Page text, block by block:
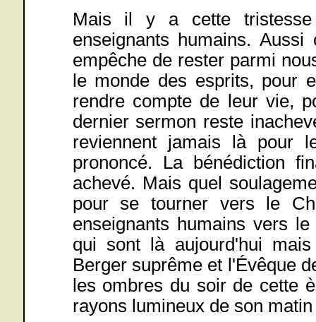
Mais il y a cette
enseignants humains.
empêche de rester parmi
le monde des esprits, pour
rendre compte de leur vie,
dernier sermon reste
reviennent jamais là
prononcé. La bénédiction
achevé. Mais quel
pour se tourner vers le
enseignants humains vers
qui sont là aujourd'hui
Berger suprême et l'Évêque
les ombres du soir de cette
rayons lumineux de son